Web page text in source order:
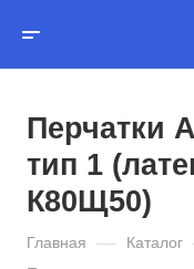
тип 1
К80Щ50)
Главная — Каталог